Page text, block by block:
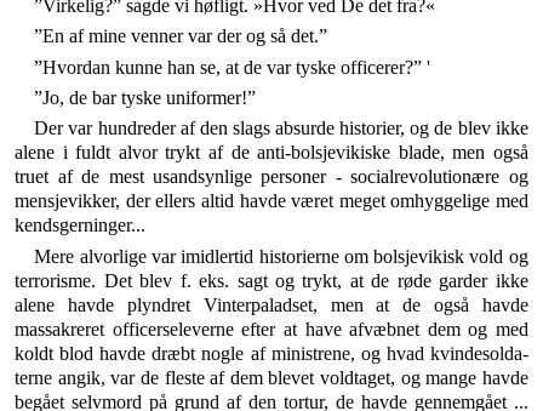
”Virkelig?” sagde vi høfligt. »Hvor ved De det fra?«
”En af mine venner var der og så det.”
”Hvordan kunne han se, at de var tyske officerer?” '
”Jo, de bar tyske uniformer!”
Der var hundreder af den slags absurde historier, og de blev ikke
alene i fuldt alvor trykt af de anti-bolsjevi­kiske blade, men også
truet af de mest usandsynlige per­soner - socialrevolutionære og
mensjevikker, der ellers altid havde været meget omhyggelige med
kendsger­ninger...
Mere alvorlige var imidlertid historierne om bolsje­vikisk vold og
terrorisme. Det blev f. eks. sagt og trykt, at de røde garder ikke
alene havde plyndret Vinter­paladset, men at de også havde
massakreret officers­eleverne efter at have afvæbnet dem og med
koldt blod havde dræbt nogle af ministrene, og hvad kvindesolda­
terne angik, var de fleste af dem blevet voldtaget, og mange havde
begået selvmord på grund af den tortur, de havde gennemgået ...